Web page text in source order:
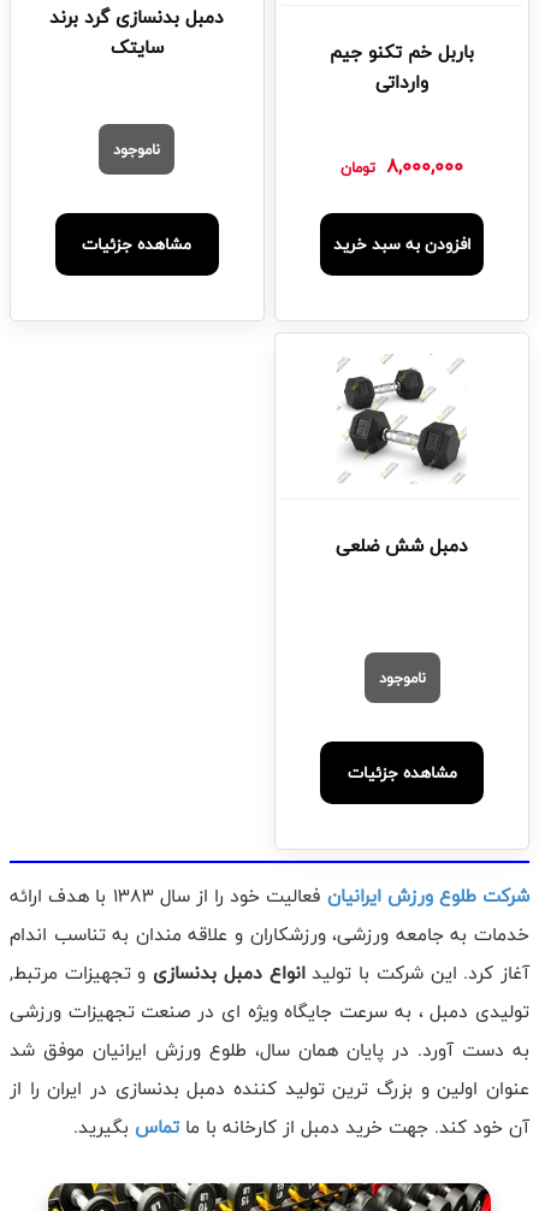
باربل خم تکنو جیم
وارداتی
8,000,000 تومان
افزودن به سبد خرید
دمبل بدنسازی گرد برند
سایتک
ناموجود
مشاهده جزئیات
دمبل شش ضلعی
ناموجود
مشاهده جزئیات
شرکت طلوع ورزش ایرانیان
فعالیت خود را از سال 1383 با هدف ارائه
خدمات به جامعه ورزشی، ورزشکاران و علاقه مندان به تناسب اندام
آغاز کرد. این شرکت با تولیدانواع دمبل بدنسازی و تجهیزات مرتبط,
تولیدی دمبل ، به سرعت جایگاه ویژه ای در صنعت تجهیزات ورزشی
به دست آورد. در پایان همان سال، طلوع ورزش ایرانیان موفق شد
عنوان اولین و بزرگ ترین تولید کننده دمبل بدنسازی در ایران را از
آن خود کند. جهت خرید دمبل از کارخانه با ماتماس بگیرید.